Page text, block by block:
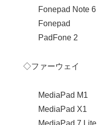
Fonepad Note 6
Fonepad
PadFone 2
◇ファーウェイ
MediaPad M1
MediaPad X1
MediaPad 7 Lite